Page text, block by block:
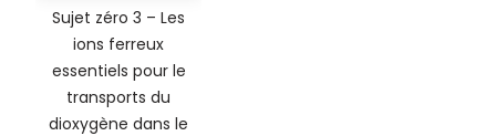
Sujet zéro 3 – Les
ions ferreux
essentiels pour le
transports du
dioxygène dans le